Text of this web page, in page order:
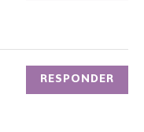
RESPONDER